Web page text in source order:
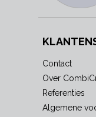
Contact
Over
Referenties
Algemene